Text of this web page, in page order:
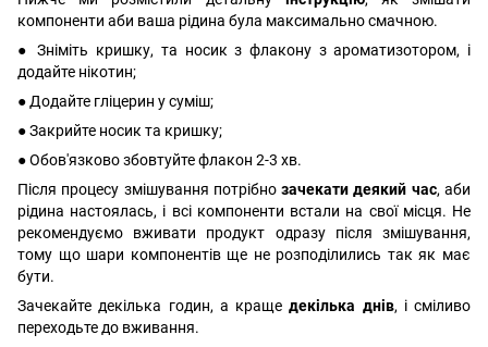
компоненти аби ваша рідина була максимально смачною.
● Зніміть кришку, та носик з флакону з ароматизотором, і
додайте нікотин;
● Додайте гліцерин у суміш;
● Закрийте носик та кришку;
● Обов'язково збовтуйте флакон 2-3 хв.
Після процесу змішування потрібнозачекати деякий час, аби
рідина настоялась, і всі компоненти встали на свої місця. Не
рекомендуємо вживати продукт одразу після змішування,
тому що шари компонентів ще не розподілились так як має
бути.
Зачекайте декілька годин, а кращедекілька днів, і сміливо
переходьте до вживання.